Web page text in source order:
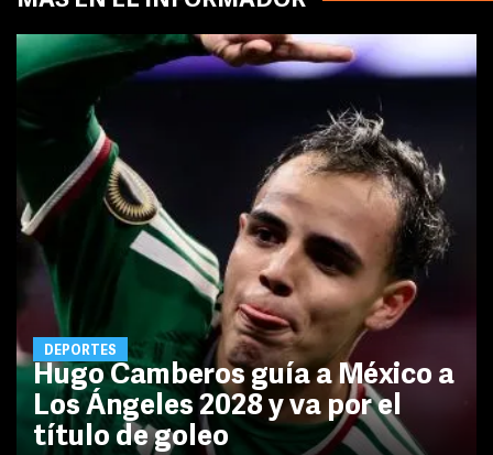
DEPORTES
Hugo Camberos guía a México a
Los Ángeles 2028 y va por el
título de goleo